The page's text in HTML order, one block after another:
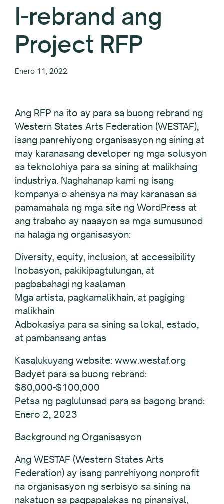
I-rebrand ang
Project RFP
Enero 11, 2022
Ang RFP na ito ay para sa buong rebrand ng
Western States Arts Federation (WESTAF),
isang panrehiyong organisasyon ng sining at
may karanasang developer ng mga solusyon
sa teknolohiya para sa sining at malikhaing
industriya. Naghahanap kami ng isang
kompanya o ahensya na may karanasan sa
pamamahala ng mga site ng WordPress at
ang trabaho ay naaayon sa mga sumusunod
na halaga ng organisasyon:
Diversity, equity, inclusion, at accessibility
Inobasyon, pakikipagtulungan, at
pagbabahagi ng kaalaman
Mga artista, pagkamalikhain, at pagiging
malikhain
Adbokasiya para sa sining sa lokal, estado,
at pambansang antas
Kasalukuyang website: www.westaf.org
Badyet para sa buong rebrand:
$80,000-$100,000
Petsa ng paglulunsad para sa bagong brand:
Enero 2, 2023
Background ng Organisasyon
Ang WESTAF (Western States Arts
Federation) ay isang panrehiyong nonprofit
na organisasyon ng serbisyo sa sining na
nakatuon sa pagpapalakas ng pinansiyal,